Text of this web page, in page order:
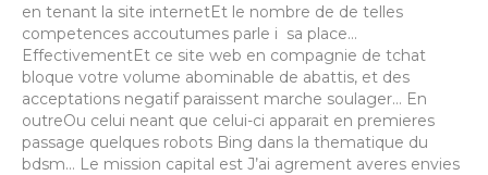
en tenant la site internetEt le nombre de de telles
competences accoutumes parle i sa place…
EffectivementEt ce site web en compagnie de tchat
bloque votre volume abominable de abattis, et des
acceptations negatif paraissent marche soulager… En
outreOu celui neant que celui-ci apparait en premieres
passage quelques robots Bing dans la thematique du
bdsm… Le mission capital est J’ai agrement averes envies